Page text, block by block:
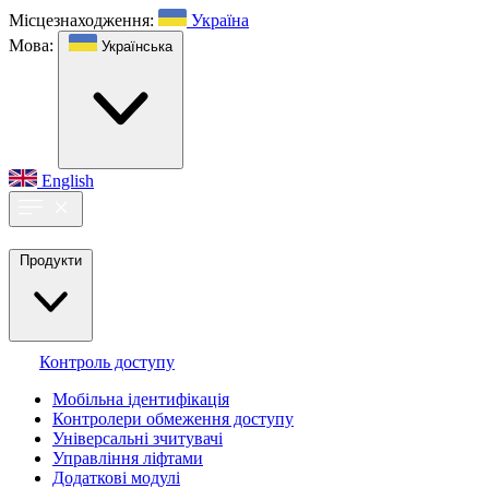
Місцезнаходження:
Україна
Мова:
Українська
English
Продукти
Контроль доступу
Мобільна ідентифікація
Контролери обмеження доступу
Універсальні зчитувачі
Управління ліфтами
Додаткові модулі